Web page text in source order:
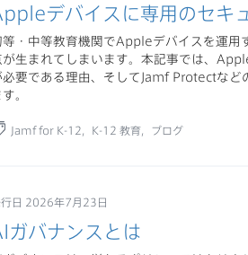
デバイスに専用のセキ
等・中等教育機関でAppleデバイスを運用
が生まれてしまいます。本記事では、
必要である理由、そしてJamf Protectな
。
Jamf for K-12 K-12 教育 ブログ
日 2026年7月23日
ガバナンスとは